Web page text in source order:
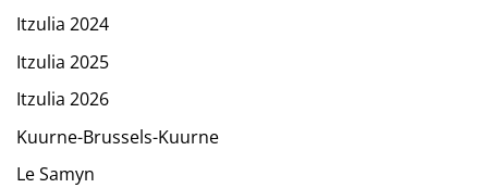
Itzulia 2024
Itzulia 2025
Itzulia 2026
Kuurne-Brussels-Kuurne
Le Samyn